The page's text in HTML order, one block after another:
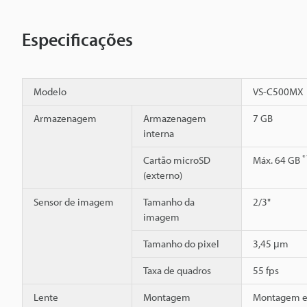
Especificações
Modelo VS-C500MX
Armazenagem
Armazenagem
interna
7 GB
Cartão microSD
(externo)
Máx. 64 GB
Sensor de imagem
Tamanho da
imagem
2/3"
Tamanho do pixel 3,45 μm
Taxa de quadros 55 fps
Lente Montagem Montagem